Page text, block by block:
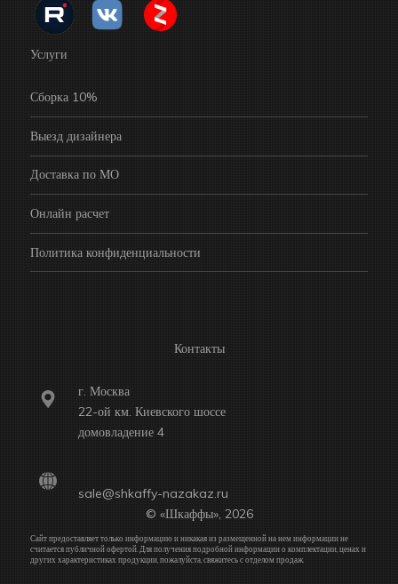
Услуги
Сборка 10%
Выезд дизайнера
Доставка по МО
Онлайн расчет
Политика конфиденциальности
Контакты
г. Москва
22-ой км. Киевского шоссе
домовладение 4
sale@shkaffy-nazakaz.ru
© «Шкаффы», 2026
Сайт предоставляет только информацию и никакая из размещенной на нем информации не
считается публичной офертой. Для получения подробной информации о комплектации, ценах и
других характеристиках продукции, пожалуйста, свяжитесь с отделом продаж.